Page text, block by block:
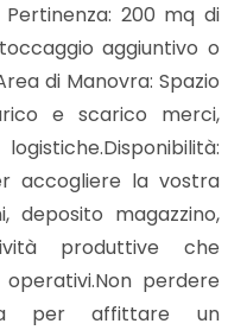
200 mq di
aggiuntivo o
di Manovra: Spazio
e scarico merci,
accogliere la vostra
deposito magazzino,
produttive che
perdere
per affittare un